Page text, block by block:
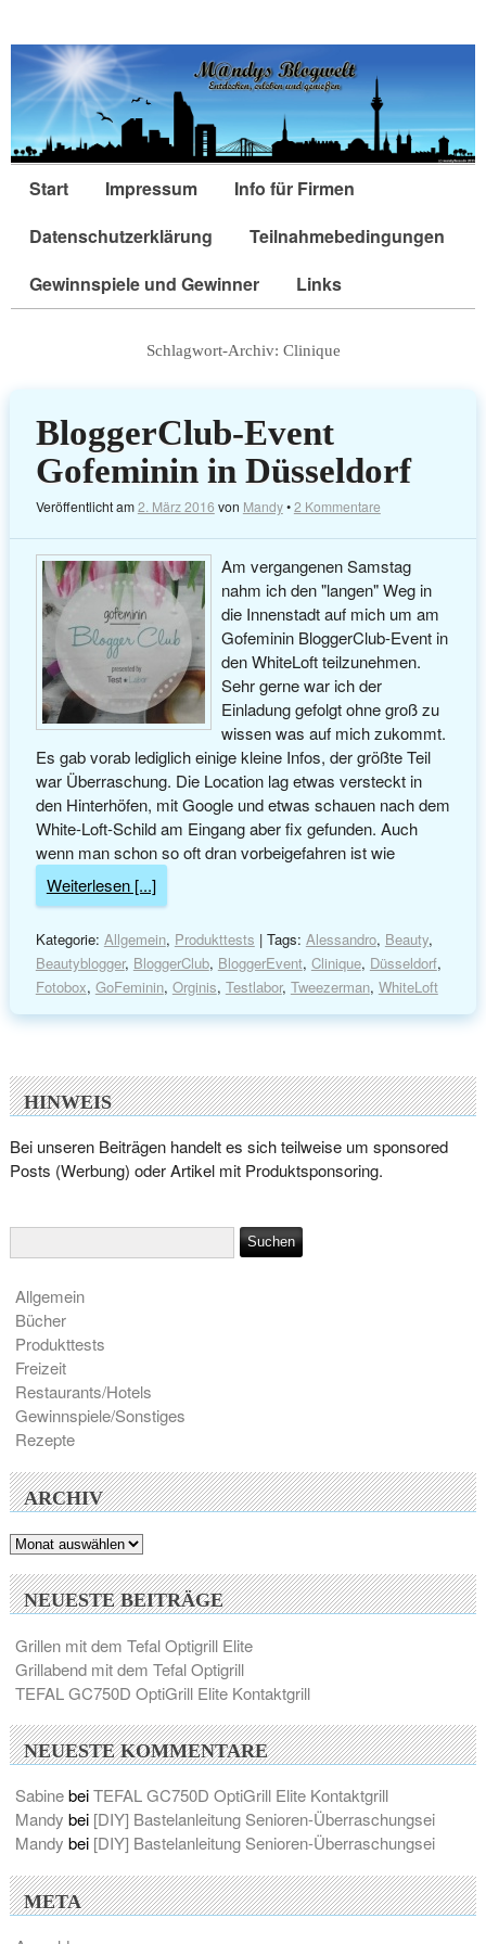
Start Impressum
Info für Firmen
Datenschutzerklärung
Teilnahmebedingungen
Gewinnspiele und Gewinner
Links
Schlagwort-Archiv: Clinique
BloggerClub-Event
Gofeminin in Düsseldorf
Veröffentlicht am2. März 2016 von Mandy•2 Kommentare
Am vergangenen Samstag
nahm ich den "langen" Weg in
die Innenstadt auf mich um am
Gofeminin BloggerClub-Event in
den WhiteLoft teilzunehmen.
Sehr gerne war ich der
Einladung gefolgt ohne groß zu
wissen was auf mich zukommt.
Es gab vorab lediglich einige kleine Infos, der größte Teil
war Überraschung. Die Location lag etwas versteckt in
den Hinterhöfen, mit Google und etwas schauen nach dem
White-Loft-Schild am Eingang aber fix gefunden. Auch
wenn man schon so oft dran vorbeigefahren ist wie
Weiterlesen [...]
Kategorie: Allgemein, Produkttests | Tags: Alessandro, Beauty,
Beautyblogger, BloggerClub, BloggerEvent, Clinique, Düsseldorf,
Fotobox, GoFeminin, Orginis, Testlabor, Tweezerman, WhiteLoft
HINWEIS
Bei unseren Beiträgen handelt es sich teilweise um sponsored
Posts (Werbung) oder Artikel mit Produktsponsoring.
Allgemein
Bücher
Produkttests
Freizeit
Restaurants/Hotels
Gewinnspiele/Sonstiges
Rezepte
ARCHIV
Archiv
NEUESTE BEITRÄGE
Grillen mit dem Tefal Optigrill Elite
Grillabend mit dem Tefal Optigrill
TEFAL GC750D OptiGrill Elite Kontaktgrill
NEUESTE KOMMENTARE
SabinebeiTEFAL GC750D OptiGrill Elite Kontaktgrill
Mandy bei [DIY] Bastelanleitung Senioren-Überraschungsei
Mandy bei [DIY] Bastelanleitung Senioren-Überraschungsei
META